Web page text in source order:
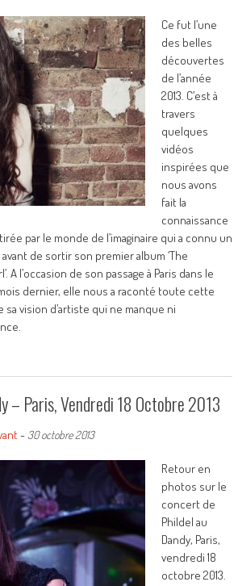
Ce fut l’une
des belles
découvertes
de l’année
2013. C’est à
travers
quelques
vidéos
inspirées que
nous avons
fait la
connaissance
par le monde de l’imaginaire qui a connu un
de sortir son premier album ‘The
A l’occasion de son passage à Paris dans le
dernier, elle nous a raconté toute cette
vision d’artiste qui ne manque ni
– Paris, Vendredi 18 Octobre 2013
- 30 octobre 2013
Retour en
photos sur le
concert de
Phildel au
Dandy, Paris,
vendredi 18
octobre 2013.